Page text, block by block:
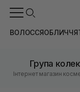
ВОЛОССЯОБЛИЧЧЯ
Група
Інтернет магазин